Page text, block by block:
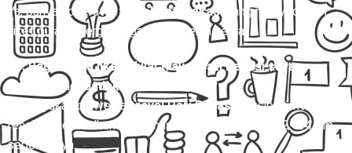
Ya, banyak operatortravel Pati Bekasi
yang menyediakan
tiket pulang-pergi dengan harga lebih hemat.
13. Bagaimana jika jadwal travel Pati Bekasi saya
berubah mendadak?
Kebanyakan penyedia travel Pati Bekasi
fleksibel untuk
reschedule, asalkan konfirmasi dilakukan minimal 12–24 jam
sebelumnya.